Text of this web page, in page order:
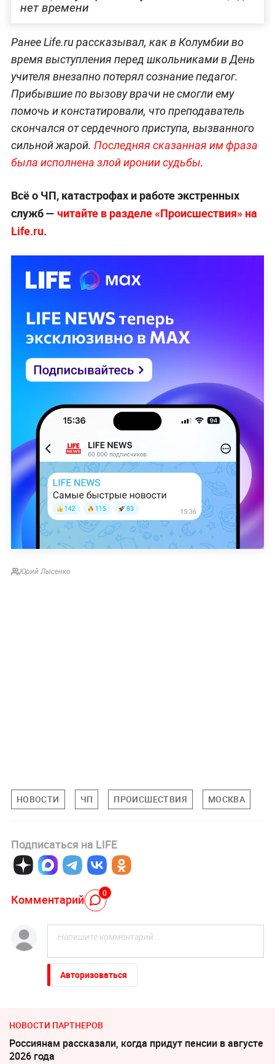
нет времени
Ранее Life.ru рассказывал, как в Колумбии во
время выступления перед школьниками в День
учителя внезапно потерял сознание педагог.
Прибывшие по вызову врачи не смогли ему
помочь и констатировали, что преподаватель
скончался от сердечного приступа, вызванного
сильной жарой. Последняя сказанная им фраза
была исполнена злой иронии судьбы.
Всё о ЧП, катастрофах и работе экстренных
служб — читайте в разделе «Происшествия» на
Life.ru.
Юрий Лысенко
НОВОСТИ ЧП ПРОИСШЕСТВИЯ МОСКВА
Подписаться на LIFE
Комментарий 0
Авторизоваться
НОВОСТИ ПАРТНЕРОВ
Россиянам рассказали, когда придут пенсии в августе
2026 года